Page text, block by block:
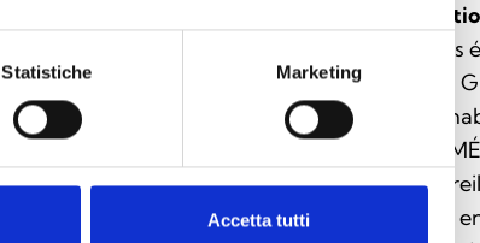
Statistiche Marketing
Accetta tutti
optique de fumée et la
offrant ainsi des performances
types de scénarios d'incendie.
de fonctionnement
centrale (PLUS, OR, AND,
TEMPÉRATURE seule),
parfaitement à divers besoins